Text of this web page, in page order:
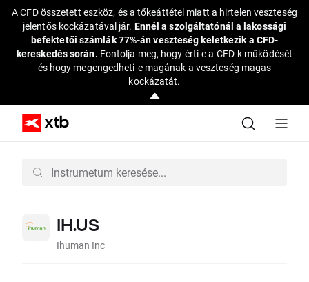
A CFD összetett eszköz, és a tőkeáttétel miatt a hirtelen veszteség
jelentős kockázatával jár. Ennél a szolgáltatónál a lakossági
befektetői számlák 77%-án veszteség keletkezik a CFD-
kereskedés során. Fontolja meg, hogy érti-e a CFD-k működését
és hogy megengedheti-e magának a veszteség magas
kockázatát.
IH.US
Ihuman Inc